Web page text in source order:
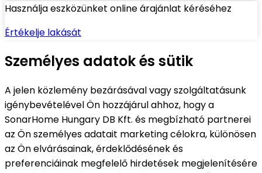
Használja eszközünket online árajánlat kéréséhez
Értékelje lakását
Személyes adatok és sütik
A jelen közlemény bezárásával vagy szolgáltatásunk
igénybevételével Ön hozzájárul ahhoz, hogy a
SonarHome Hungary DB Kft. és megbízható partnerei
az Ön személyes adatait marketing célokra, különösen
az Ön elvárásainak, érdeklődésének és
preferenciáinak megfelelő hirdetések megjelenítésére